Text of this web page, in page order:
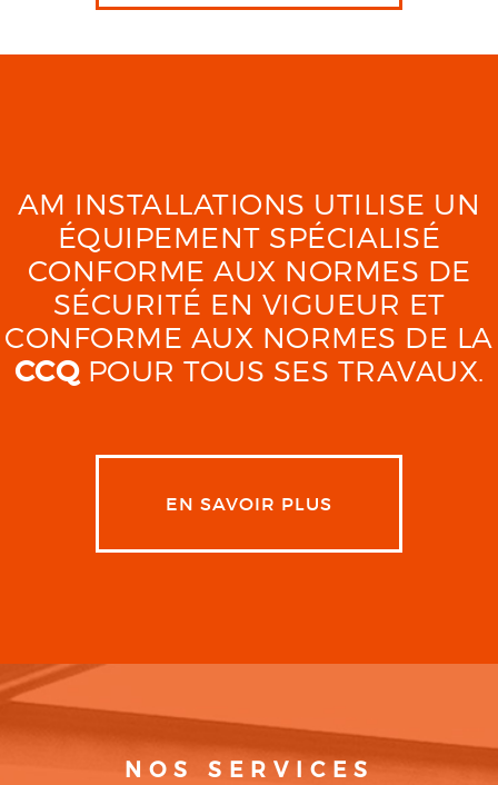
AM INSTALLATIONS UTILISE UN
ÉQUIPEMENT SPÉCIALISÉ
CONFORME AUX NORMES DE
SÉCURITÉ EN VIGUEUR ET
CONFORME AUX NORMES DE LA
CCQPOUR TOUS SES TRAVAUX.
EN SAVOIR PLUS
NOS SERVICES